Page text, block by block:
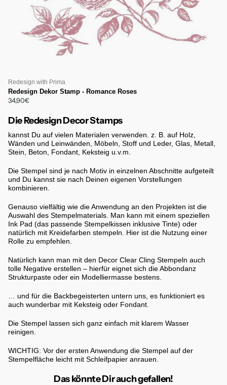
Redesign with Prima
Redesign Dekor Stamp - Romance Roses
34,90€
Die Redesign Decor Stamps
kannst Du auf vielen Materialen verwenden. z. B. auf Holz,
Wänden und Leinwänden, Möbeln, Stoff und Leder, Glas, Metall,
Stein, Beton, Fondant, Keksteig u.v.m.
Die Stempel sind je nach Motiv in einzelnen Abschnitte aufgeteilt
und Du kannst sie nach Deinen eigenen Vorstellungen
kombinieren.
Genauso vielfältig wie die Anwendung an den Projekten ist die
Auswahl des Stempelmaterials. Man kann mit einem speziellen
Ink Pad (das passende Stempelkissen inklusive Tinte) oder
natürlich mit Kreidefarben stempeln. Hier ist die Nutzung einer
Rolle zu empfehlen.
Natürlich kann man mit den Decor Clear Cling Stempeln auch
tolle Negative erstellen – hierfür eignet sich die Abbondanz
Strukturpaste oder ein Modelliermasse bestens.
… und für die Backbegeisterten untern uns, es funktioniert es
auch wunderbar mit Keksteig oder Fondant.
Die Stempel lassen sich ganz einfach mit klarem Wasser
reinigen.
WICHTIG: Vor der ersten Anwendung die Stempel auf der
Stempelfläche leicht mit Schleifpapier anrauen.
Das könnte Dir auch gefallen!